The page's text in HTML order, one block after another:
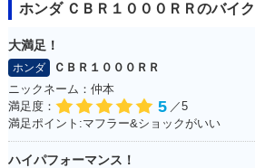
ホンダ ＣＢＲ１０００ＲＲのバイ
大満足！
ホンダ
ＣＢＲ１０００ＲＲ
ニックネーム：仲本
満足度：
5 ／5
満足ポイント:マフラー&ショックがいい
ハイパフォーマンス！